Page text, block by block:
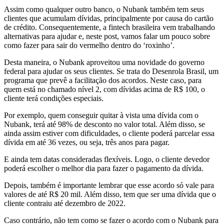
Assim como qualquer outro banco, o Nubank também tem seus
clientes que acumulam dívidas, principalmente por causa do cartão
de crédito. Consequentemente, a fintech brasileira vem trabalhando
alternativas para ajudar e, neste post, vamos falar um pouco sobre
como fazer para sair do vermelho dentro do ‘roxinho’.
Desta maneira, o Nubank aproveitou uma novidade do governo
federal para ajudar os seus clientes. Se trata do Desenrola Brasil, um
programa que prevê a facilitação dos acordos. Neste caso, para
quem está no chamado nível 2, com dívidas acima de R$ 100, o
cliente terá condições especiais.
Por exemplo, quem conseguir quitar à vista uma dívida com o
Nubank, terá até 98% de desconto no valor total. Além disso, se
ainda assim estiver com dificuldades, o cliente poderá parcelar essa
dívida em até 36 vezes, ou seja, três anos para pagar.
E ainda tem datas consideradas flexíveis. Logo, o cliente devedor
poderá escolher o melhor dia para fazer o pagamento da dívida.
Depois, também é importante lembrar que esse acordo só vale para
valores de até R$ 20 mil. Além disso, tem que ser uma dívida que o
cliente contraiu até dezembro de 2022.
Caso contrário, não tem como se fazer o acordo com o Nubank para